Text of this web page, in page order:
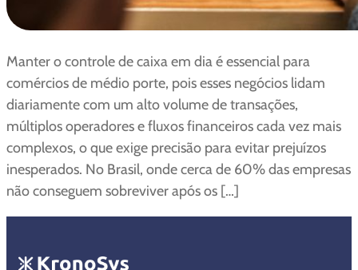
Manter o controle de caixa em dia é essencial para
comércios de médio porte, pois esses negócios lidam
diariamente com um alto volume de transações,
múltiplos operadores e fluxos financeiros cada vez mais
complexos, o que exige precisão para evitar prejuízos
inesperados. No Brasil, onde cerca de 60% das empresas
não conseguem sobreviver após os […]